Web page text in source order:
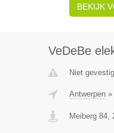
BEKIJK
VeDeBe
Niet
Antwerpen»
Meiberg 84,